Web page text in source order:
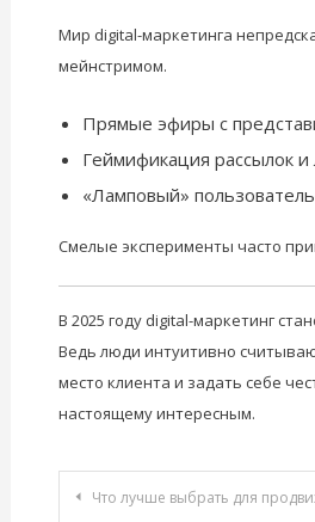
Мир digital-маркетинга
мейнстримом.
Прямые эфиры с
Геймификация рассылок
«Ламповый»
Смелые эксперименты часто
В 2025 году digital-маркетинг
Ведь люди интуитивно
место клиента и задать себе
настоящему интересным.
Навигация
Что лучше выбрать для